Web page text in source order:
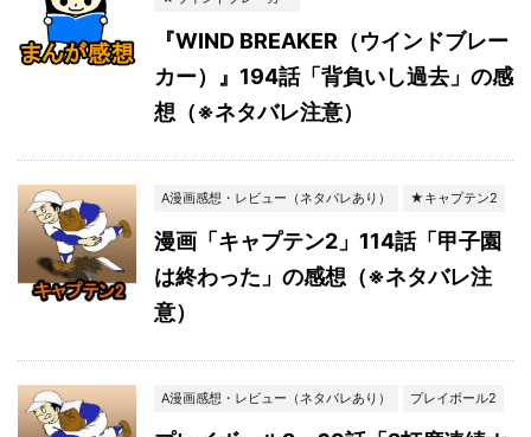
『WIND BREAKER（ウインドブレー
カー）』194話「背負いし過去」の感
想（※ネタバレ注意）
A漫画感想・レビュー（ネタバレあり） ★キャプテン2
漫画「キャプテン2」114話「甲子園
は終わった」の感想（※ネタバレ注
意）
A漫画感想・レビュー（ネタバレあり） プレイボール2